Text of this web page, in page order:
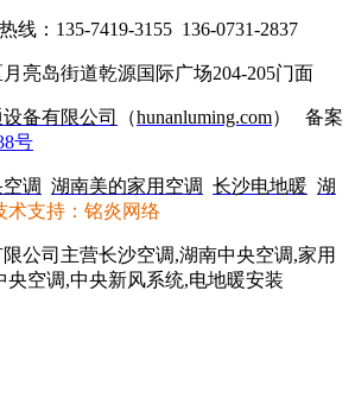
：135-7419-3155 136-0731-2837
亮岛街道乾源国际广场204-205门面
备有限公司 （hunanluming.com）
备案
号
调 湖南美的家用空调 长沙电地暖 湖
术支持：铭炎网络
公司主营长沙空调,湖南中央空调,家用
央空调,中央新风系统,电地暖安装